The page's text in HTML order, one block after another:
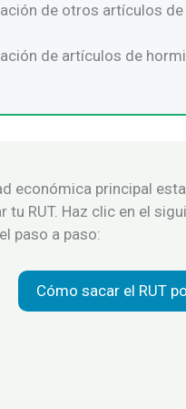
de otros artículos
de artículos de
económica principal
tu RUT. Haz clic en el
paso a paso:
Cómo sacar el RUT